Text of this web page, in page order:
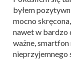
byłem
mocno
nawet w bardzo
ważne, smartfon
nieprzyjemnego